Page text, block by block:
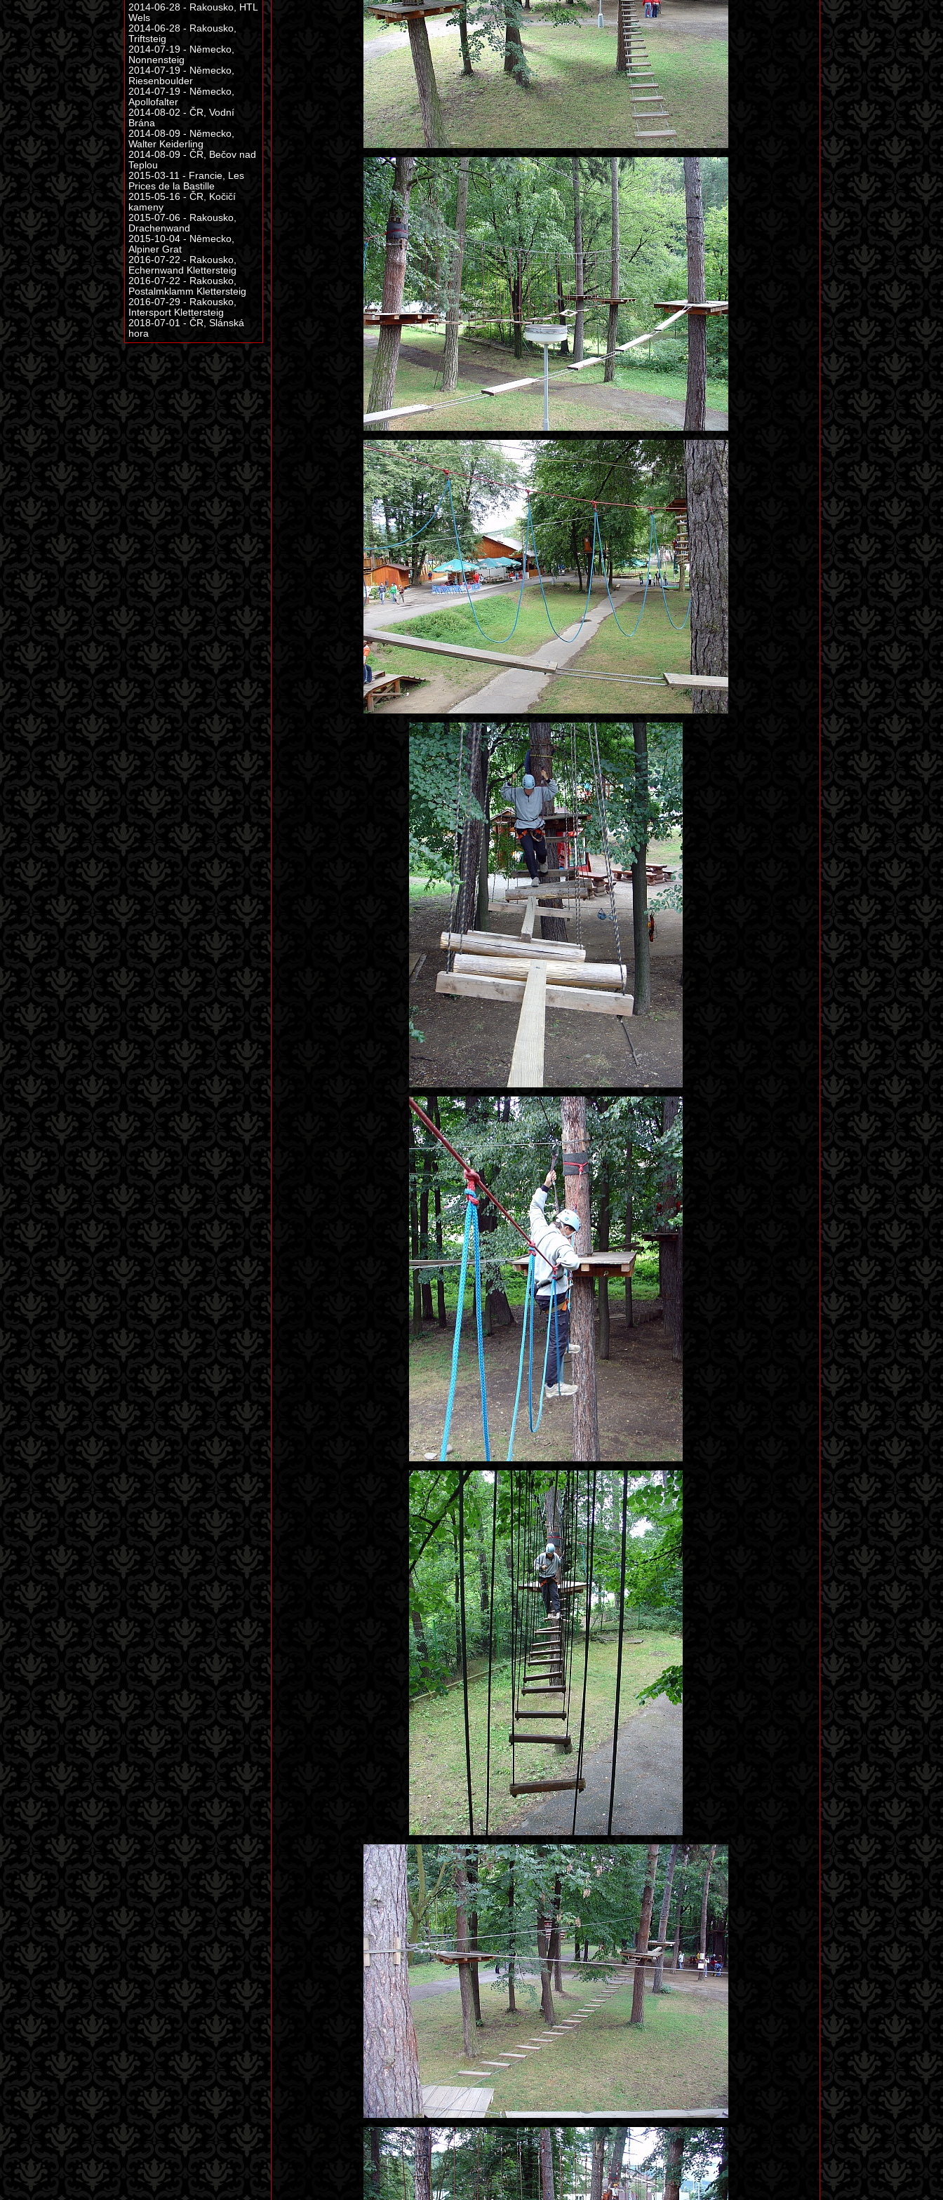
2014-06-28 - Rakousko, HTL
Wels
2014-06-28 - Rakousko,
Triftsteig
2014-07-19 - Německo,
Nonnensteig
2014-07-19 - Německo,
Riesenboulder
2014-07-19 - Německo,
Apollofalter
2014-08-02 - ČR, Vodní
Brána
2014-08-09 - Německo,
Walter Keiderling
2014-08-09 - ČR, Bečov nad
Teplou
2015-03-11 - Francie, Les
Prices de la Bastille
2015-05-16 - ČR, Kočičí
kameny
2015-07-06 - Rakousko,
Drachenwand
2015-10-04 - Německo,
Alpiner Grat
2016-07-22 - Rakousko,
Echernwand Klettersteig
2016-07-22 - Rakousko,
Postalmklamm Klettersteig
2016-07-29 - Rakousko,
Intersport Klettersteig
2018-07-01 - ČR, Slánská
hora